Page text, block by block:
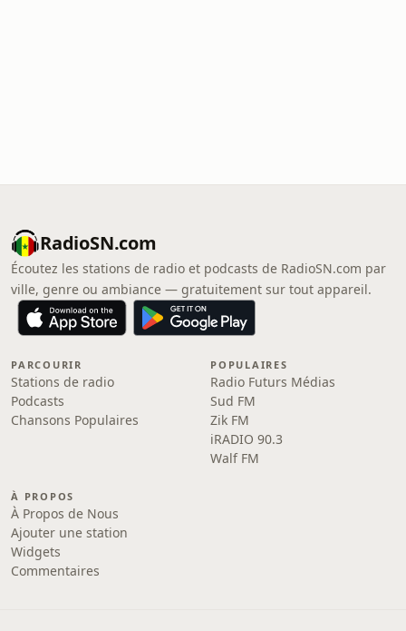
RadioSN.com
Écoutez les stations de radio et podcasts de RadioSN.com par
ville, genre ou ambiance — gratuitement sur tout appareil.
PARCOURIR
Stations de radio
Podcasts
Chansons Populaires
POPULAIRES
Radio Futurs Médias
Sud FM
Zik FM
iRADIO 90.3
Walf FM
À PROPOS
À Propos de Nous
Ajouter une station
Widgets
Commentaires